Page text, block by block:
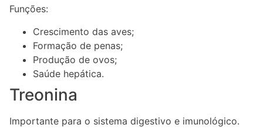
Funções:
Crescimento das aves;
Formação de penas;
Produção de ovos;
Saúde hepática.
Treonina
Importante para o sistema digestivo e imunológico.